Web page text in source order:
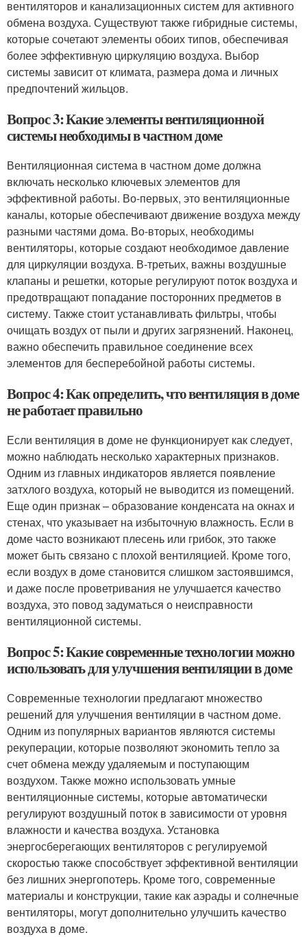
вентиляторов и канализационных систем для активного
обмена воздуха. Существуют также гибридные системы,
которые сочетают элементы обоих типов, обеспечивая
более эффективную циркуляцию воздуха. Выбор
системы зависит от климата, размера дома и личных
предпочтений жильцов.
Вопрос 3: Какие элементы вентиляционной
системы необходимы в частном доме
Вентиляционная система в частном доме должна
включать несколько ключевых элементов для
эффективной работы. Во-первых, это вентиляционные
каналы, которые обеспечивают движение воздуха между
разными частями дома. Во-вторых, необходимы
вентиляторы, которые создают необходимое давление
для циркуляции воздуха. В-третьих, важны воздушные
клапаны и решетки, которые регулируют поток воздуха и
предотвращают попадание посторонних предметов в
систему. Также стоит устанавливать фильтры, чтобы
очищать воздух от пыли и других загрязнений. Наконец,
важно обеспечить правильное соединение всех
элементов для бесперебойной работы системы.
Вопрос 4: Как определить, что вентиляция в доме
не работает правильно
Если вентиляция в доме не функционирует как следует,
можно наблюдать несколько характерных признаков.
Одним из главных индикаторов является появление
затхлого воздуха, который не выводится из помещений.
Еще один признак – образование конденсата на окнах и
стенах, что указывает на избыточную влажность. Если в
доме часто возникают плесень или грибок, это также
может быть связано с плохой вентиляцией. Кроме того,
если воздух в доме становится слишком застоявшимся,
и даже после проветривания не улучшается качество
воздуха, это повод задуматься о неисправности
вентиляционной системы.
Вопрос 5: Какие современные технологии можно
использовать для улучшения вентиляции в доме
Современные технологии предлагают множество
решений для улучшения вентиляции в частном доме.
Одним из популярных вариантов являются системы
рекуперации, которые позволяют экономить тепло за
счет обмена между удаляемым и поступающим
воздухом. Также можно использовать умные
вентиляционные системы, которые автоматически
регулируют воздушный поток в зависимости от уровня
влажности и качества воздуха. Установка
энергосберегающих вентиляторов с регулируемой
скоростью также способствует эффективной вентиляции
без лишних энергопотерь. Кроме того, современные
материалы и конструкции, такие как аэрады и солнечные
вентиляторы, могут дополнительно улучшить качество
воздуха в доме.